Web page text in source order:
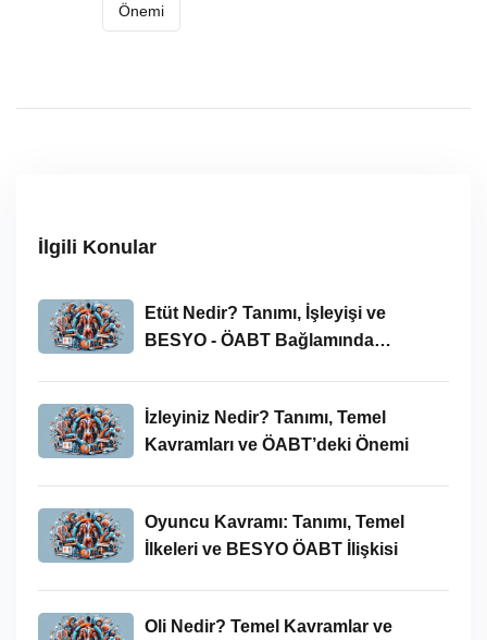
Önemi
İlgili Konular
Etüt Nedir? Tanımı, İşleyişi ve
BESYO - ÖABT Bağlamında
İzleyiniz Nedir? Tanımı, Temel
Kavramları ve ÖABT’deki Önemi
Oyuncu Kavramı: Tanımı, Temel
İlkeleri ve BESYO ÖABT İlişkisi
Oli Nedir? Temel Kavramlar ve